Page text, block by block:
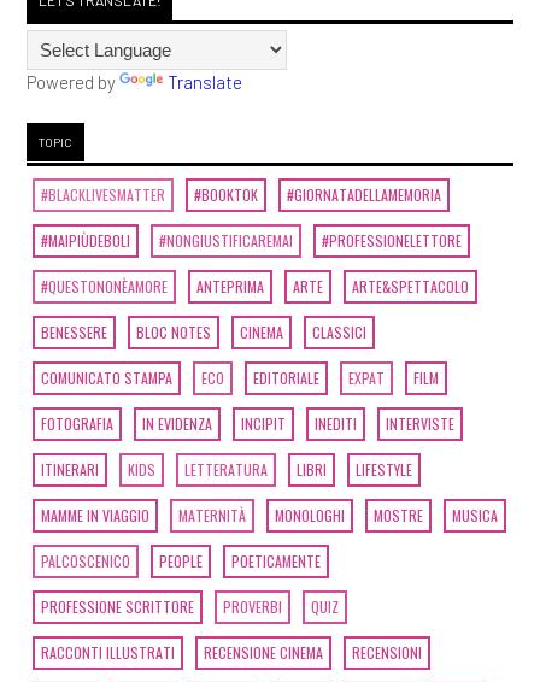
Powered by Translate
TOPIC
#BLACKLIVESMATTER #BOOKTOK #GIORNATADELLAMEMORIA
#MAIPIÙDEBOLI #NONGIUSTIFICAREMAI #PROFESSIONELETTORE
#QUESTONONÈAMORE ANTEPRIMA ARTE ARTE&SPETTACOLO
BENESSERE BLOC NOTES CINEMA CLASSICI
COMUNICATO STAMPA ECO EDITORIALE EXPAT FILM
FOTOGRAFIA IN EVIDENZA INCIPIT INEDITI INTERVISTE
ITINERARI KIDS LETTERATURA LIBRI LIFESTYLE
MAMME IN VIAGGIO MATERNITÀ MONOLOGHI MOSTRE MUSICA
PALCOSCENICO PEOPLE POETICAMENTE
PROFESSIONE SCRITTORE PROVERBI QUIZ
RACCONTI ILLUSTRATI RECENSIONE CINEMA RECENSIONI